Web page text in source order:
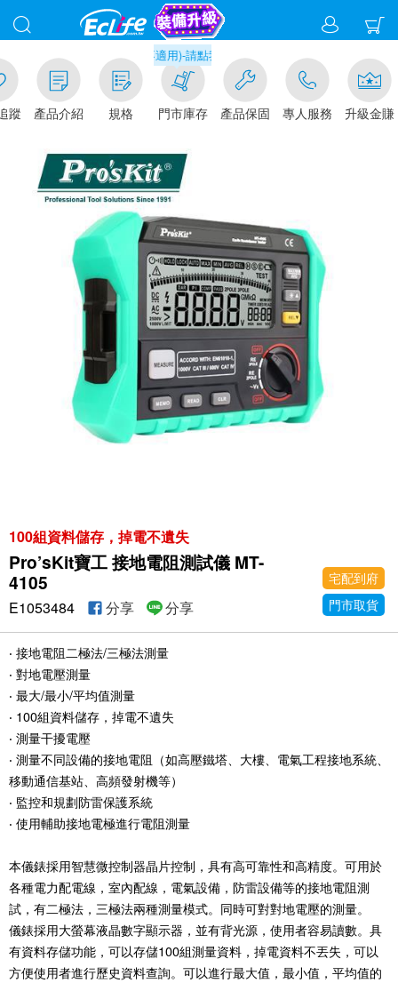
蹤 產品介紹 規格
貨現折1%(部分商品不適用)-請點我看
門市庫存 產品保固 專人服務 升級金賺
100組資料儲存，掉電不遺失
Pro’sKit寶工 接地電阻測試儀 MT-
4105
宅配到府
門市取貨
E1053484 分享 分享
‧ 接地電阻二極法/三極法測量
‧ 對地電壓測量
‧ 最大/最小/平均值測量
‧ 100組資料儲存，掉電不遺失
‧ 測量干擾電壓
‧ 測量不同設備的接地電阻（如高壓鐵塔、大樓、電氣工程接地系統、
移動通信基站、高頻發射機等）
‧ 監控和規劃防雷保護系統
‧ 使用輔助接地電極進行電阻測量
本儀錶採用智慧微控制器晶片控制，具有高可靠性和高精度。可用於
各種電力配電線，室內配線，電氣設備，防雷設備等的接地電阻測
試，有二極法，三極法兩種測量模式。同時可對對地電壓的測量。
儀錶採用大螢幕液晶數字顯示器，並有背光源，使用者容易讀數。具
有資料存儲功能，可以存儲100組測量資料，掉電資料不丟失，可以
方便使用者進行歷史資料查詢。可以進行最大值，最小值，平均值的